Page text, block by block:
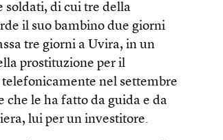
soldati, di cui tre della
il suo bambino due giorni
tre giorni a Uvira, in un
prostituzione per il
nel settembre
che le ha fatto da guida e da
lui per un investitore.